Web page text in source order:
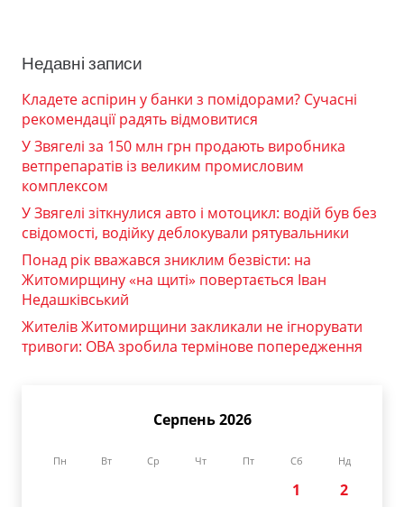
Недавні записи
Кладете аспірин у банки з помідорами? Сучасні
рекомендації радять відмовитися
У Звягелі за 150 млн грн продають виробника
ветпрепаратів із великим промисловим
комплексом
У Звягелі зіткнулися авто і мотоцикл: водій був без
свідомості, водійку деблокували рятувальники
Понад рік вважався зниклим безвісти: на
Житомирщину «на щиті» повертається Іван
Недашківський
Жителів Житомирщини закликали не ігнорувати
тривоги: ОВА зробила термінове попередження
Серпень 2026
Пн Вт Ср Чт Пт Сб Нд
1
2